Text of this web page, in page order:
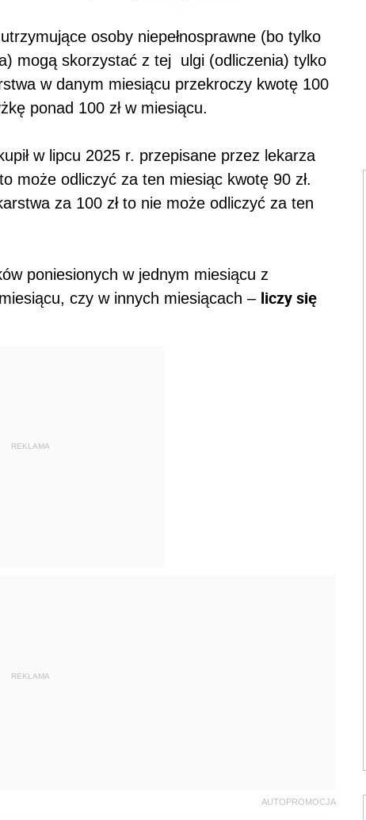
osoby niepełnosprawne (bo tylko
mogą skorzystać z tej ulgi (odliczenia) tylko
w danym miesiącu przekroczy kwotę 100
ponad 100 zł w miesiącu.
w lipcu 2025 r. przepisane przez lekarza
może odliczyć za ten miesiąc kwotę 90 zł.
za 100 zł to nie może odliczyć za ten
poniesionych w jednym miesiącu z
czy w innych miesiącach – liczy się
REKLAMA
REKLAMA
AUTOPROMOCJA